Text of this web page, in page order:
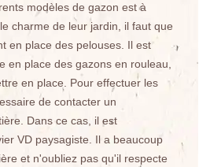
modèles de gazon est à
charme de leur jardin, il faut que
en place des pelouses. Il est
en place des gazons en rouleau,
en place. Pour effectuer les
de contacter un
Dans ce cas, il est
VD paysagiste. Il a beaucoup
et n'oubliez pas qu'il respecte